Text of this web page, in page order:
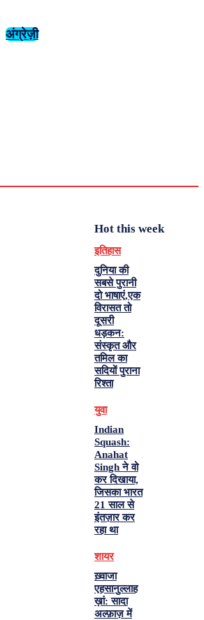
अंग्रेज़ी
Hot this week
इतिहास
दुनिया की
सबसे पुरानी
दो भाषाएं,एक
विरासत तो
दूसरी
धड़कन:
संस्कृत और
तमिल का
सदियों पुराना
रिश्ता
युवा
Indian
Squash:
Anahat
Singh ने वो
कर दिखाया,
जिसका भारत
21 साल से
इंतज़ार कर
रहा था
शायर
ख़्वाजा
एहसानुल्लाह
ख़ां: सादा
अल्फ़ाज़ में